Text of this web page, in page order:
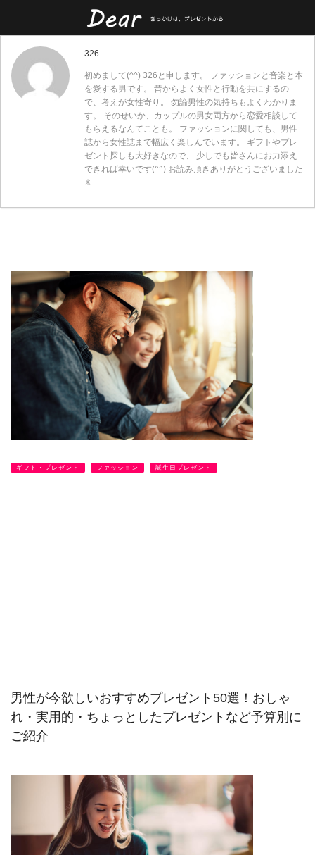
326
初めまして(^^) 326と申します。 ファッションと音楽と本
を愛する男です。 昔からよく女性と行動を共にするの
で、考えが女性寄り。 勿論男性の気持ちもよくわかりま
す。 そのせいか、カップルの男女両方から恋愛相談して
もらえるなんてことも。 ファッションに関しても、男性
誌から女性誌まで幅広く楽しんでいます。 ギフトやプレ
ゼント探しも大好きなので、 少しでも皆さんにお力添え
できれば幸いです(^^) お読み頂きありがとうございました
✳︎
ギフト・プレゼント ファッション 誕生日プレゼント
男性が今欲しいおすすめプレゼント50選！おしゃ
れ・実用的・ちょっとしたプレゼントなど予算別に
ご紹介